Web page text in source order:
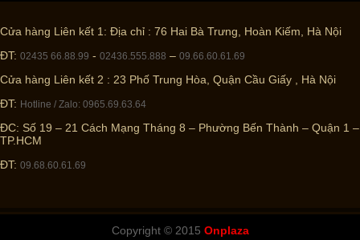
Cửa hàng Liên kết 1: Địa chỉ : 76 Hai Bà Trưng, Hoàn Kiếm, Hà Nội
ĐT: 02435 66.88.99 - 02436.555.888 – 09.66.60.61.69
Cửa hàng Liên kết 2 : 23 Phố Trung Hòa, Quận Cầu Giấy , Hà Nội
ĐT: Hotline / Zalo: 0965.69.63.64
ĐC: Số 19 – 21 Cách Mạng Tháng 8 – Phường Bến Thành – Quận 1 –
TP.HCM
ĐT: 09.68.60.61.69
Copyright © 2015 Onplaza